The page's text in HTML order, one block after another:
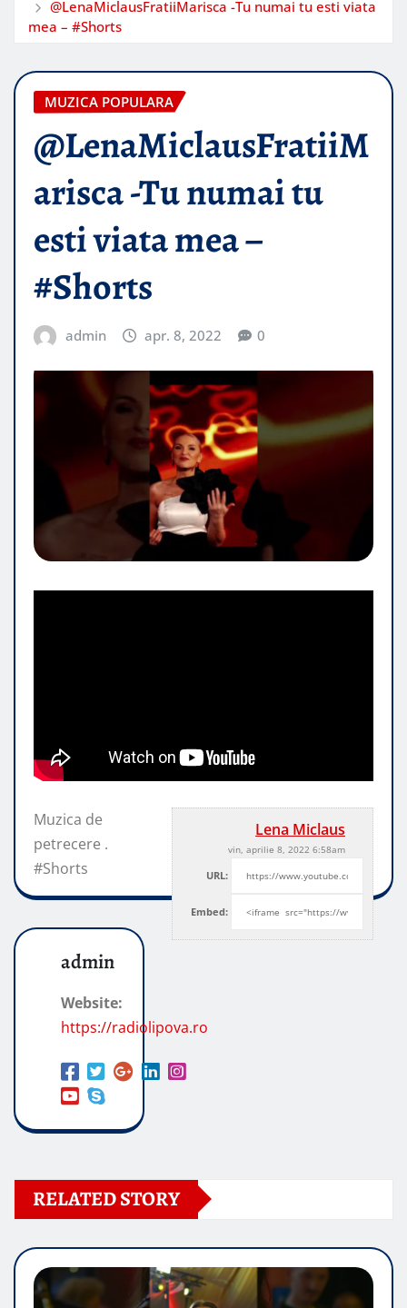
@LenaMiclausFratiiMarisca -Tu numai tu esti viata
mea – #Shorts
MUZICA POPULARA
@LenaMiclausFratiiM
arisca -Tu numai tu
esti viata mea –
#Shorts
admin apr. 8, 2022 0
Lena Miclaus
vin, aprilie 8, 2022 6:58am
URL:
Embed:
Muzica de
petrecere .
#Shorts
admin
Website:
https://radiolipova.ro
RELATED STORY